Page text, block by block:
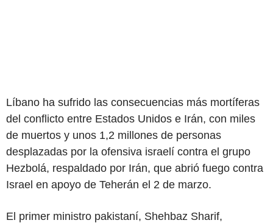
Líbano ha sufrido las consecuencias más mortíferas
del conflicto entre Estados Unidos e Irán, con miles
de muertos y unos 1,2 millones de personas
desplazadas por la ofensiva israelí contra el grupo
Hezbolá, respaldado por Irán, que abrió fuego contra
Israel en apoyo de Teherán el 2 de marzo.
El primer ministro pakistaní, Shehbaz Sharif,